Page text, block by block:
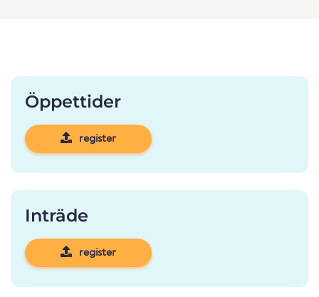
Öppettider
register
Inträde
register